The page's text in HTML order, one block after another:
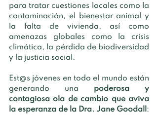
para tratar cuestiones locales como la
contaminación, el bienestar animal y
la falta de vivienda, así como
amenazas globales como la crisis
climática, la pérdida de biodiversidad
y la justicia social.
Est@s jóvenes en todo el mundo están
generando una poderosa y
contagiosa ola de cambio que aviva
la esperanza de la Dra. Jane Goodall :